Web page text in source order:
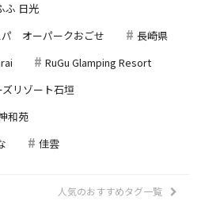
ふ 日光
オーパークおごせ
長崎県
RuGu Glamping Resort
リゾート石垣
和苑
佳雲
人気のおすすめタグ一覧